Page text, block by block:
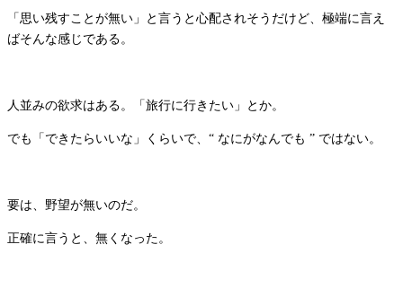
「思い残すことが無い」と言うと心配されそうだけど、極端に言え
ばそんな感じである。
人並みの欲求はある。「旅行に行きたい」とか。
でも「できたらいいな」くらいで、“ なにがなんでも ” ではない。
要は、野望が無いのだ。
正確に言うと、無くなった。